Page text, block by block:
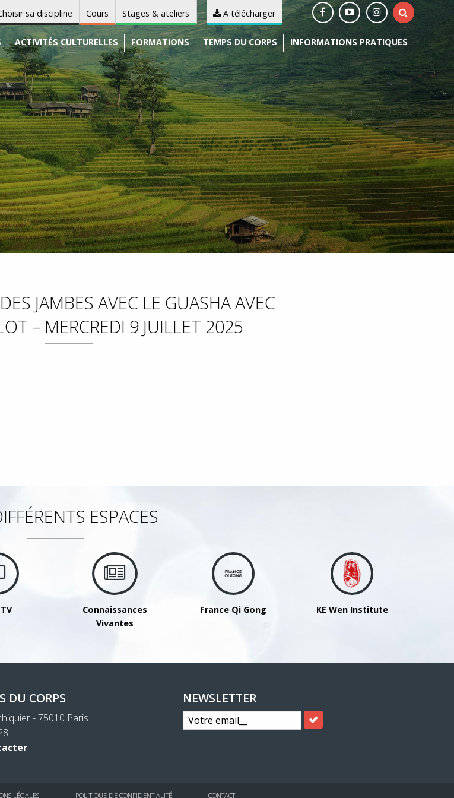
sa discipline Cours Stages & ateliers A télécharger
ACTIVITÉS CULTURELLES FORMATIONS TEMPS DU CORPS INFORMATIONS PRATIQUES
JAMBES AVEC LE GUASHA AVEC
– MERCREDI 9 JUILLET 2025
ESPACES
Connaissances
Vivantes
France Qi Gong KE Wen Institute
DU CORPS
- 75010 Paris
NEWSLETTER
LÉGALES POLITIQUE DE CONFIDENTIALITÉ CONTACT